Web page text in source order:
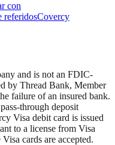
con
referidosCovercy
and is not an FDIC-
by Thread Bank, Member
failure of an insured bank.
through deposit
Visa debit card is issued
to a license from Visa
cards are accepted.